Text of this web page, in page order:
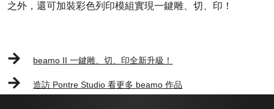
之外，還可加裝彩色列印模組實現一鍵雕、切、印！
beamo II 一鍵雕、切、印全新升級！
造訪 Pontre Studio 看更多 beamo 作品